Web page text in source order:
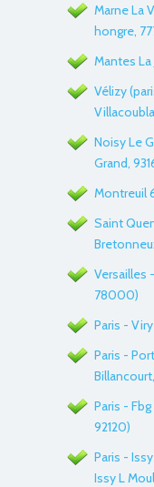
Marne La
hongre,
Mantes La
Vélizy
Noisy Le
Grand,
Montreuil
Saint
Versailles
78000)
Paris -
Paris -
Paris -
92120)
Paris -
Issy L